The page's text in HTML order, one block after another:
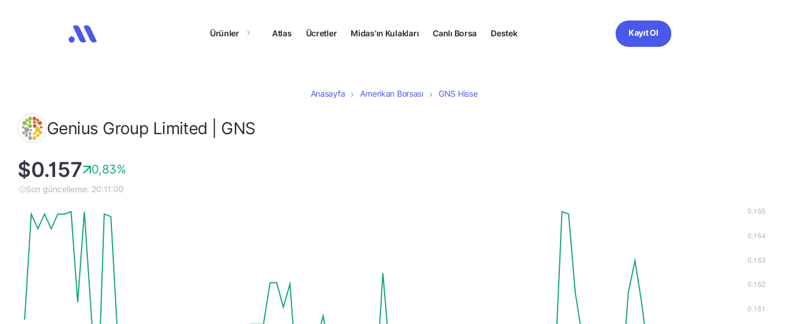
Ürünler Atlas Ücretler Midas’ın Kulakları Canlı Borsa Destek Kayıt Ol
Anasayfa Amerikan Borsası GNS Hisse
Genius Group Limited | GNS
$0.157 0,83%
Son güncelleme: 20:11:00